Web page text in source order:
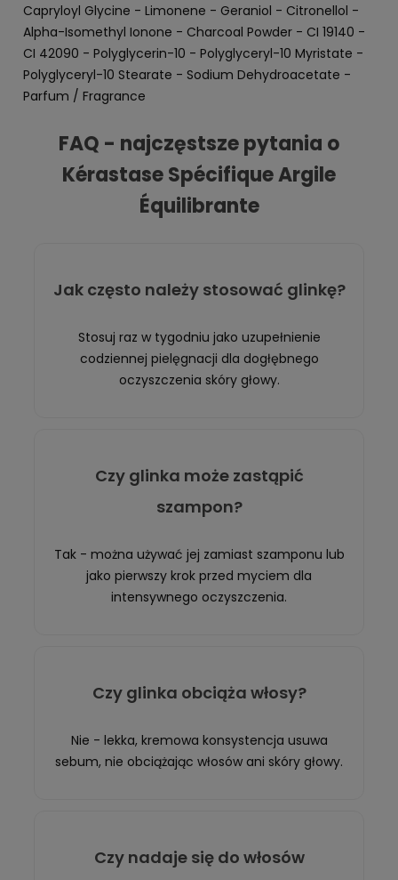
Capryloyl Glycine - Limonene - Geraniol - Citronellol -
Alpha-Isomethyl Ionone - Charcoal Powder - CI 19140 -
CI 42090 - Polyglycerin-10 - Polyglyceryl-10 Myristate -
Polyglyceryl-10 Stearate - Sodium Dehydroacetate -
Parfum / Fragrance
FAQ - najczęstsze pytania o
Kérastase Spécifique Argile
Équilibrante
Jak często należy stosować glinkę?
Stosuj raz w tygodniu jako uzupełnienie
codziennej pielęgnacji dla dogłębnego
oczyszczenia skóry głowy.
Czy glinka może zastąpić
szampon?
Tak - można używać jej zamiast szamponu lub
jako pierwszy krok przed myciem dla
intensywnego oczyszczenia.
Czy glinka obciąża włosy?
Nie - lekka, kremowa konsystencja usuwa
sebum, nie obciążając włosów ani skóry głowy.
Czy nadaje się do włosów